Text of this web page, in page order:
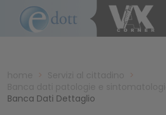
>
>
Banca Dati Dettaglio